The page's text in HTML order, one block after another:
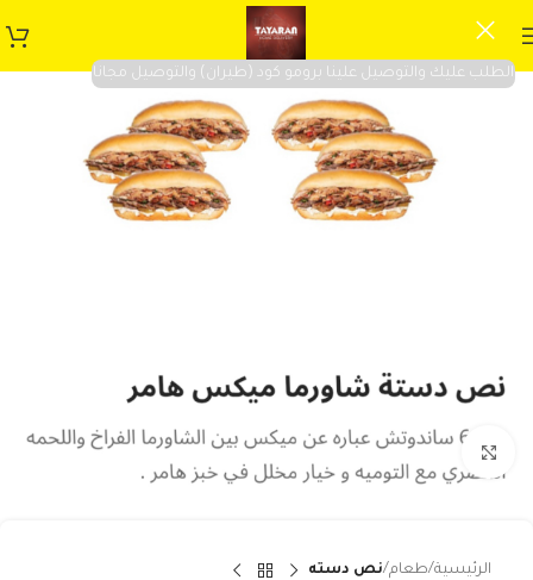
الطلب عليك والتوصيل علينا برومو كود (طيران) والتوصيل مجانا
Click to enlarge
الرئيسية طعام نص دسته